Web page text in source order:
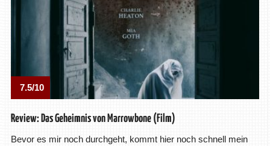
7.5/10
Review: Das Geheimnis von Marrowbone (Film)
Bevor es mir noch durchgeht, kommt hier noch schnell mein